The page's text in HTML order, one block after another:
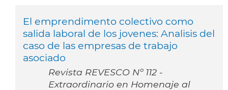
El emprendimento colectivo como
salida laboral de los jovenes: Analisis del
caso de las empresas de trabajo
asociado
Revista REVESCO Nº 112 -
Extraordinario en Homenaje al